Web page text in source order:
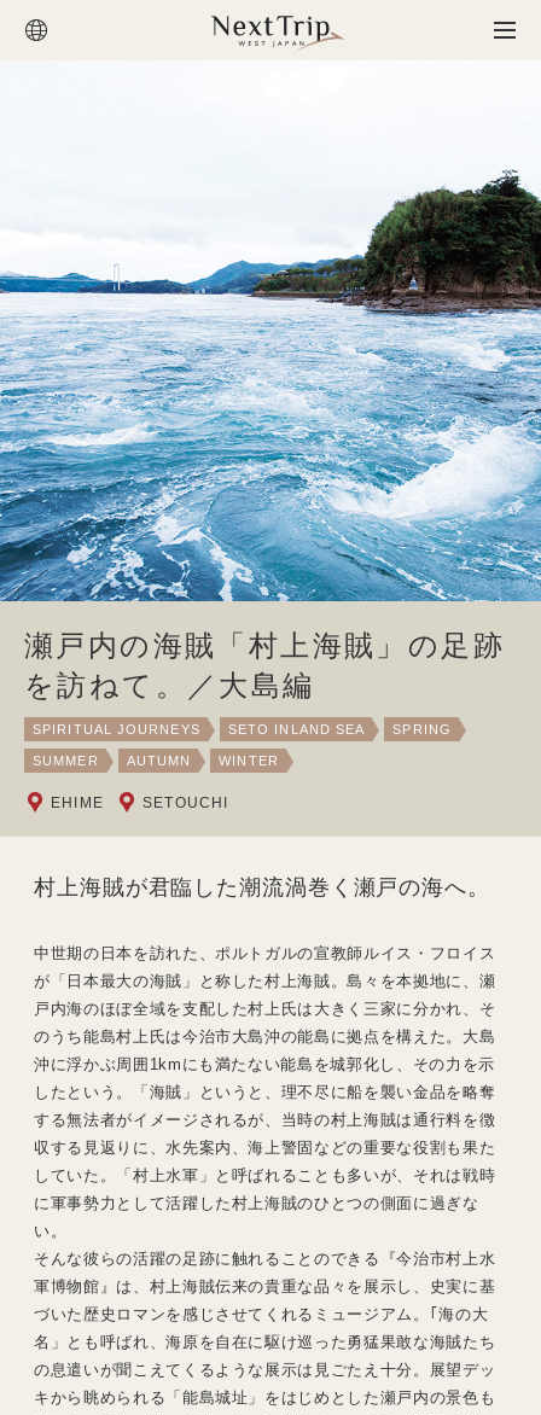
瀬戸内の海賊「村上海賊」の足跡
を訪ねて。／大島編
SPIRITUAL JOURNEYS SETO INLAND SEA SPRING
SUMMER AUTUMN WINTER
EHIME SETOUCHI
村上海賊が君臨した潮流渦巻く瀬戸の海へ。
中世期の日本を訪れた、ポルトガルの宣教師ルイス・フロイス
が「日本最大の海賊」と称した村上海賊。島々を本拠地に、瀬
戸内海のほぼ全域を支配した村上氏は大きく三家に分かれ、そ
のうち能島村上氏は今治市大島沖の能島に拠点を構えた。大島
沖に浮かぶ周囲1kmにも満たない能島を城郭化し、その力を示
したという。「海賊」というと、理不尽に船を襲い金品を略奪
する無法者がイメージされるが、当時の村上海賊は通行料を徴
収する見返りに、水先案内、海上警固などの重要な役割も果た
していた。「村上水軍」と呼ばれることも多いが、それは戦時
に軍事勢力として活躍した村上海賊のひとつの側面に過ぎな
い。
そんな彼らの活躍の足跡に触れることのできる『今治市村上水
軍博物館』は、村上海賊伝来の貴重な品々を展示し、史実に基
づいた歴史ロマンを感じさせてくれるミュージアム。｢海の大
名」とも呼ばれ、海原を自在に駆け巡った勇猛果敢な海賊たち
の息遣いが聞こえてくるような展示は見ごたえ十分。展望デッ
キから眺められる「能島城址」をはじめとした瀬戸内の景色も